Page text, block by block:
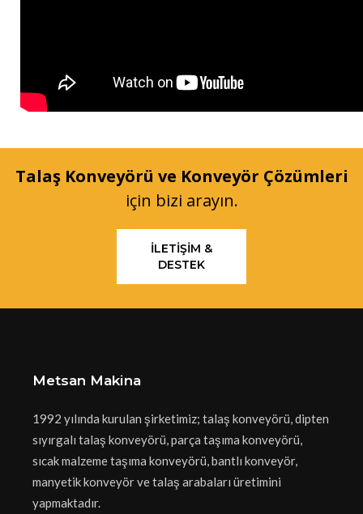
Talaş Konveyörü ve Konveyör Çözümleri
için bizi arayın.
İLETIŞIM &
DESTEK
Metsan Makina
1992 yılında kurulan şirketimiz; talaş konveyörü, dipten
sıyırgalı talaş konveyörü, parça taşıma konveyörü,
sıcak malzeme taşıma konveyörü, bantlı konveyör,
manyetik konveyör ve talaş arabaları üretimini
yapmaktadır.